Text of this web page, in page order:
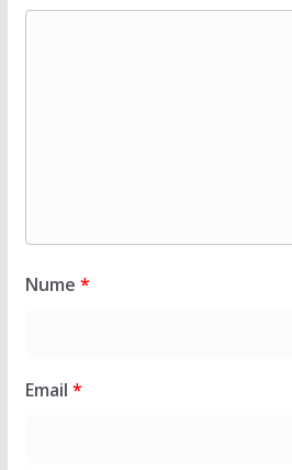
Nume *
Email *